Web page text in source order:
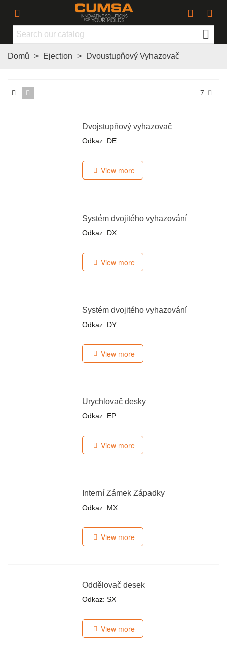
Domů > Ejection > Dvoustupňový Vyhazovač
7
Dvojstupňový vyhazovač
Odkaz: DE
View more
Systém dvojitého vyhazování
Odkaz: DX
View more
Systém dvojitého vyhazování
Odkaz: DY
View more
Urychlovač desky
Odkaz: EP
View more
Interní Zámek Západky
Odkaz: MX
View more
Oddělovač desek
Odkaz: SX
View more